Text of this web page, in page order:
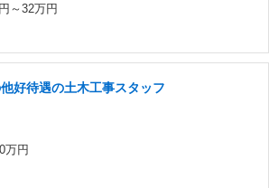
～32万円
好待遇の土木工事スタッフ
万円